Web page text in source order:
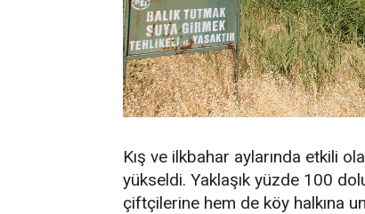
Kış ve ilkbahar aylarında etkili
yükseldi. Yaklaşık yüzde 100
çiftçilerine hem de köy halkına